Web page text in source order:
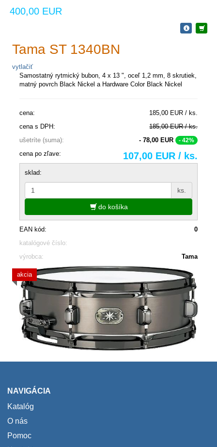
400,00 EUR
Tama ST 1340BN
vytlačiť
Samostatný rytmický bubon, 4 x 13 ", oceľ 1,2 mm, 8 skrutiek,
matný povrch Black Nickel a Hardware Color Black Nickel
cena:
185,00 EUR / ks.
cena s DPH:
185,00 EUR / ks.
ušetríte (suma):
- 78,00 EUR - 42%
cena po zľave: 107,00 EUR / ks.
sklad:
ks.
do košíka
EAN kód:
0
katalógové číslo:
výrobca:
Tama
akcia
NAVIGÁCIA
Katalóg
O nás
Pomoc